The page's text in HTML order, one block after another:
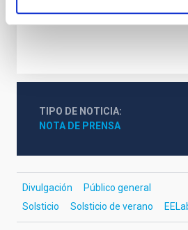
TIPO DE NOTICIA
NOTA DE PRENSA
Divulgación
Público general
Solsticio
Solsticio de verano